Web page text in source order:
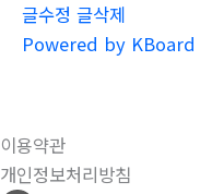
글수정 글삭제
Powered by KBoard
이용약관
개인정보처리방침